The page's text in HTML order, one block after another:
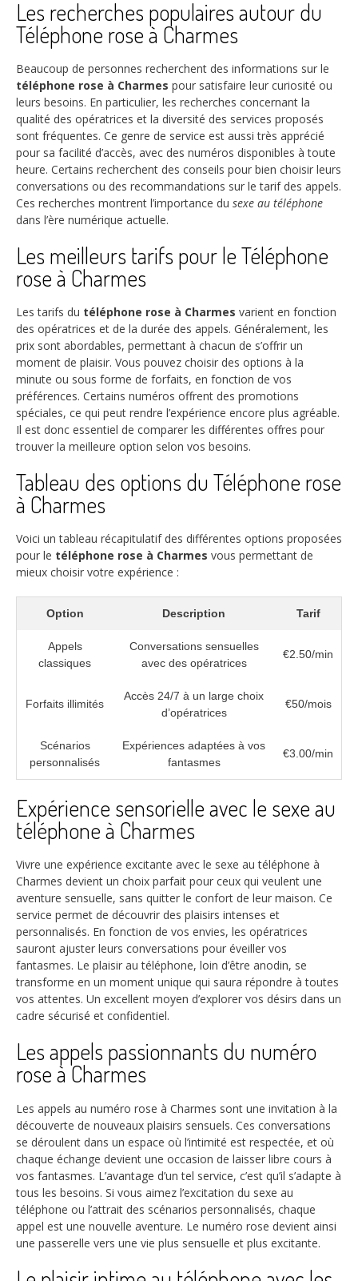
Les recherches populaires autour du
Téléphone rose à Charmes
Beaucoup de personnes recherchent des informations sur le
téléphone rose à Charmes pour satisfaire leur curiosité ou
leurs besoins. En particulier, les recherches concernant la
qualité des opératrices et la diversité des services proposés
sont fréquentes. Ce genre de service est aussi très apprécié
pour sa facilité d’accès, avec des numéros disponibles à toute
heure. Certains recherchent des conseils pour bien choisir leurs
conversations ou des recommandations sur le tarif des appels.
Ces recherches montrent l’importance du sexe au téléphone
dans l’ère numérique actuelle.
Les meilleurs tarifs pour le Téléphone
rose à Charmes
Les tarifs du téléphone rose à Charmes varient en fonction
des opératrices et de la durée des appels. Généralement, les
prix sont abordables, permettant à chacun de s’offrir un
moment de plaisir. Vous pouvez choisir des options à la
minute ou sous forme de forfaits, en fonction de vos
préférences. Certains numéros offrent des promotions
spéciales, ce qui peut rendre l’expérience encore plus agréable.
Il est donc essentiel de comparer les différentes offres pour
trouver la meilleure option selon vos besoins.
Tableau des options du Téléphone rose
à Charmes
Voici un tableau récapitulatif des différentes options proposées
pour le téléphone rose à Charmes vous permettant de
mieux choisir votre expérience :
Option Description Tarif
Appels
classiques
Conversations sensuelles
avec des opératrices
€2.50/min
Forfaits illimités
Accès 24/7 à un large choix
d’opératrices
€50/mois
Scénarios
personnalisés
Expériences adaptées à vos
fantasmes
€3.00/min
Expérience sensorielle avec le sexe au
téléphone à Charmes
Vivre une expérience excitante avec le sexe au téléphone à
Charmes devient un choix parfait pour ceux qui veulent une
aventure sensuelle, sans quitter le confort de leur maison. Ce
service permet de découvrir des plaisirs intenses et
personnalisés. En fonction de vos envies, les opératrices
sauront ajuster leurs conversations pour éveiller vos
fantasmes. Le plaisir au téléphone, loin d’être anodin, se
transforme en un moment unique qui saura répondre à toutes
vos attentes. Un excellent moyen d’explorer vos désirs dans un
cadre sécurisé et confidentiel.
Les appels passionnants du numéro
rose à Charmes
Les appels au numéro rose à Charmes sont une invitation à la
découverte de nouveaux plaisirs sensuels. Ces conversations
se déroulent dans un espace où l’intimité est respectée, et où
chaque échange devient une occasion de laisser libre cours à
vos fantasmes. L’avantage d’un tel service, c’est qu’il s’adapte à
tous les besoins. Si vous aimez l’excitation du sexe au
téléphone ou l’attrait des scénarios personnalisés, chaque
appel est une nouvelle aventure. Le numéro rose devient ainsi
une passerelle vers une vie plus sensuelle et plus excitante.